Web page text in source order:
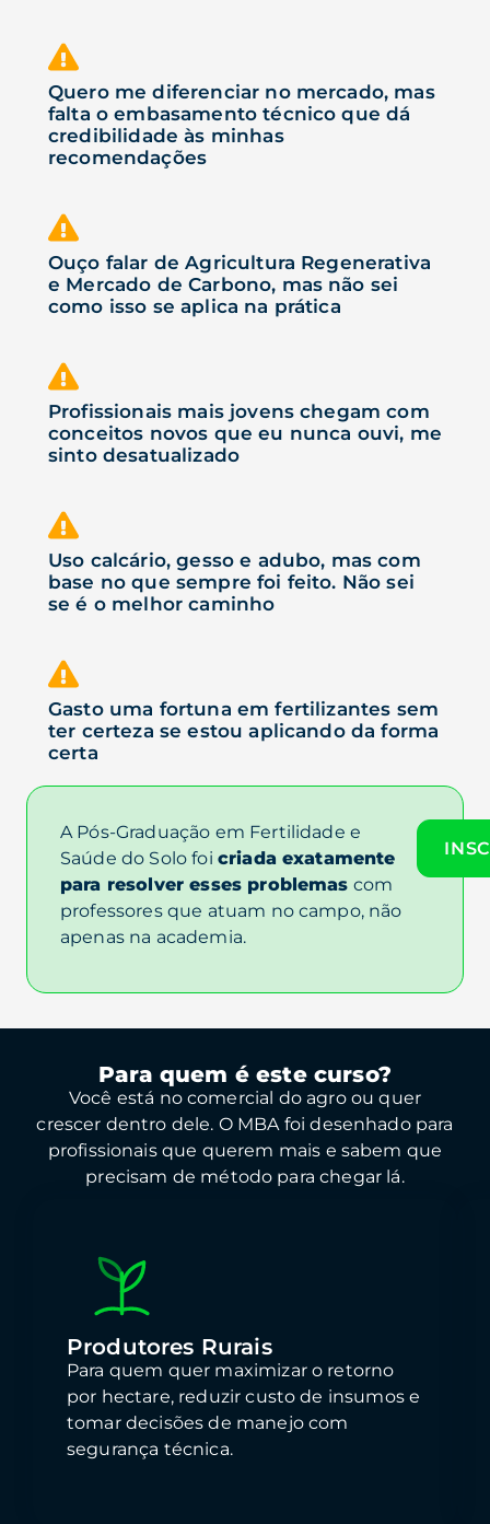
Quero me diferenciar no mercado, mas
falta o embasamento técnico que dá
credibilidade às minhas
recomendações
Ouço falar de Agricultura Regenerativa
e Mercado de Carbono, mas não sei
como isso se aplica na prática
Profissionais mais jovens chegam com
conceitos novos que eu nunca ouvi, me
sinto desatualizado
Uso calcário, gesso e adubo, mas com
base no que sempre foi feito. Não sei
se é o melhor caminho
Gasto uma fortuna em fertilizantes sem
ter certeza se estou aplicando da forma
certa
A Pós-Graduação em Fertilidade e
Saúde do Solo foi criada exatamente
para resolver esses problemas com
professores que atuam no campo, não
apenas na academia.
Para quem é este curso?
Você está no comercial do agro ou quer
crescer dentro dele. O MBA foi desenhado para
profissionais que querem mais e sabem que
precisam de método para chegar lá.
Produtores Rurais
Para quem quer maximizar o retorno
por hectare, reduzir custo de insumos e
tomar decisões de manejo com
segurança técnica.